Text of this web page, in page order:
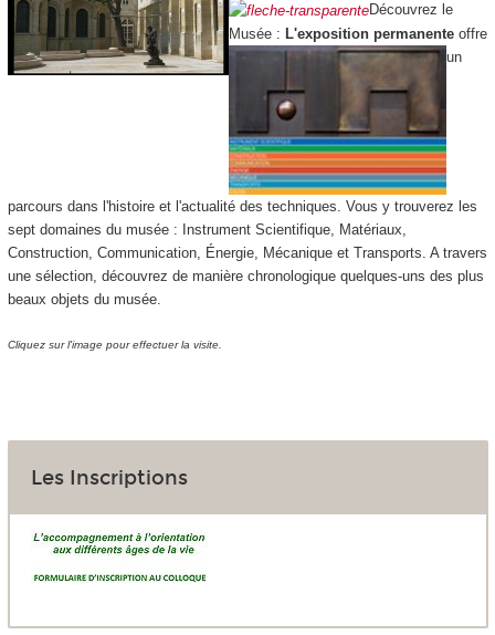
Découvrez le
Musée : L'exposition permanenteoffre
un
parcours dans l'histoire et l'actualité des techniques. Vous y trouverez les
sept domaines du musée : Instrument Scientifique, Matériaux,
Construction, Communication, Énergie, Mécanique et Transports. A travers
une sélection, découvrez de manière chronologique quelques-uns des plus
beaux objets du musée.
Cliquez sur l'image pour effectuer la visite.
Les Inscriptions